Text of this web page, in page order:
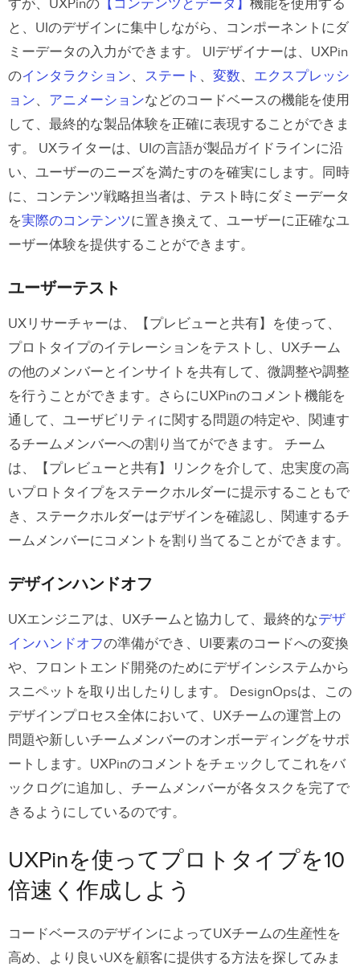
すが、UXPinの 【コンテンツとデータ】 機能を使用する
と、UIのデザインに集中しながら、コンポーネントにダ
ミーデータの入力ができます。
UIデザイナーは、UXPin
のインタラクション、 ステート 、 変数、 エクスプレッシ
ョン、 アニメーションなどのコードベースの機能を使用
して、最終的な製品体験を正確に表現することができま
す。
UXライターは、UIの言語が製品ガイドラインに沿
い、ユーザーのニーズを満たすのを確実にします。同時
に、コンテンツ戦略担当者は、テスト時にダミーデータ
を実際のコンテンツに置き換えて、ユーザーに正確なユ
ーザー体験を提供することができます。
ユーザーテスト
UXリサーチャーは、【プレビューと共有】を使って、
プロトタイプのイテレーションをテストし、UXチーム
の他のメンバーとインサイトを共有して、微調整や調整
を行うことができます。さらにUXPinのコメント機能を
通して、ユーザビリティに関する問題の特定や、関連す
るチームメンバーへの割り当てができます。
チーム
は、【プレビューと共有】リンクを介して、忠実度の高
いプロトタイプをステークホルダーに提示することもで
き、ステークホルダーはデザインを確認し、関連するチ
ームメンバーにコメントを割り当てることができます。
デザインハンドオフ
UXエンジニアは、UXチームと協力して、最終的なデザ
インハンドオフの準備ができ、UI要素のコードへの変換
や、フロントエンド開発のためにデザインシステムから
スニペットを取り出したりします。
DesignOpsは、この
デザインプロセス全体において、UXチームの運営上の
問題や新しいチームメンバーのオンボーディングをサポ
ートします。UXPinのコメントをチェックしてこれをバ
ックログに追加し、チームメンバーが各タスクを完了で
きるようにしているのです。
UXPinを使ってプロトタイプを10
倍速く作成しよう
コードベースのデザインによってUXチームの生産性を
高め、より良いUXを顧客に提供する方法を探してみま